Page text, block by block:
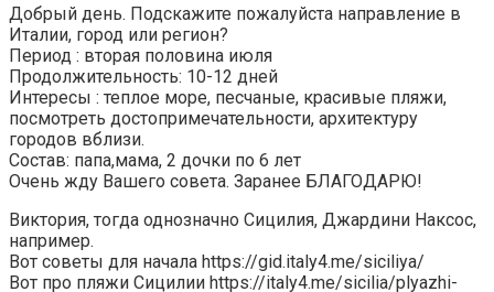
Добрый день. Подскажите пожалуйста направление в
Италии, город или регион?
Период : вторая половина июля
Продолжительность: 10-12 дней
Интересы : теплое море, песчаные, красивые пляжи,
посмотреть достопримечательности, архитектуру
городов вблизи.
Состав: папа,мама, 2 дочки по 6 лет
Очень жду Вашего совета. Заранее БЛАГОДАРЮ!
Виктория, тогда однозначно Сицилия, Джардини Наксос,
например.
Вот советы для начала https://gid.italy4.me/siciliya/
Вот про пляжи Сицилии https://italy4.me/sicilia/plyazhi-